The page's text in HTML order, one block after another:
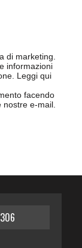
di marketing.
informazioni
Leggi qui
facendo
e-mail.